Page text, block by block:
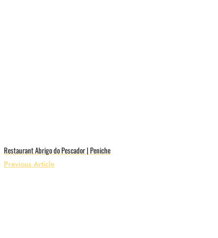
Restaurant Abrigo do Pescador | Peniche
Previous Article